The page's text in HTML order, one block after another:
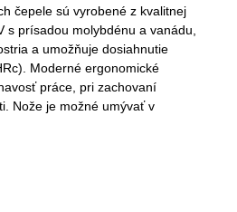
čepele sú vyrobené z kvalitnej
s prísadou molybdénu a vanádu,
a umožňuje dosiahnutie
Moderné ergonomické
práce, pri zachovaní
Nože je možné umývať v